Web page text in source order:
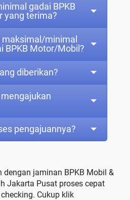
gadai BPKB
yang terima?
minimal
BPKB Motor/Mobil?
diberikan?
pengajuannya?
dengan jaminan BPKB Mobil &
Jakarta Pusat proses cepat
Cukup klik